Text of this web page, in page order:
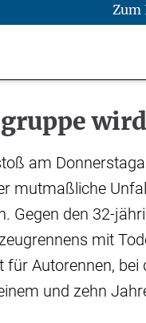
Zum
am
mutmaßliche
Gegen den 32-
mit
Autorennen,
und zehn